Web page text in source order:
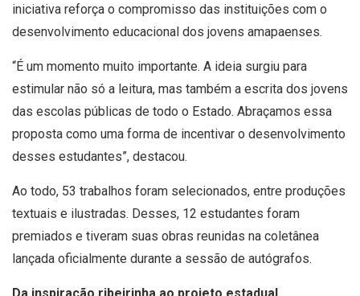
iniciativa reforça o compromisso das instituições com o
desenvolvimento educacional dos jovens amapaenses.
“É um momento muito importante. A ideia surgiu para
estimular não só a leitura, mas também a escrita dos jovens
das escolas públicas de todo o Estado. Abraçamos essa
proposta como uma forma de incentivar o desenvolvimento
desses estudantes”, destacou.
Ao todo, 53 trabalhos foram selecionados, entre produções
textuais e ilustradas. Desses, 12 estudantes foram
premiados e tiveram suas obras reunidas na coletânea
lançada oficialmente durante a sessão de autógrafos.